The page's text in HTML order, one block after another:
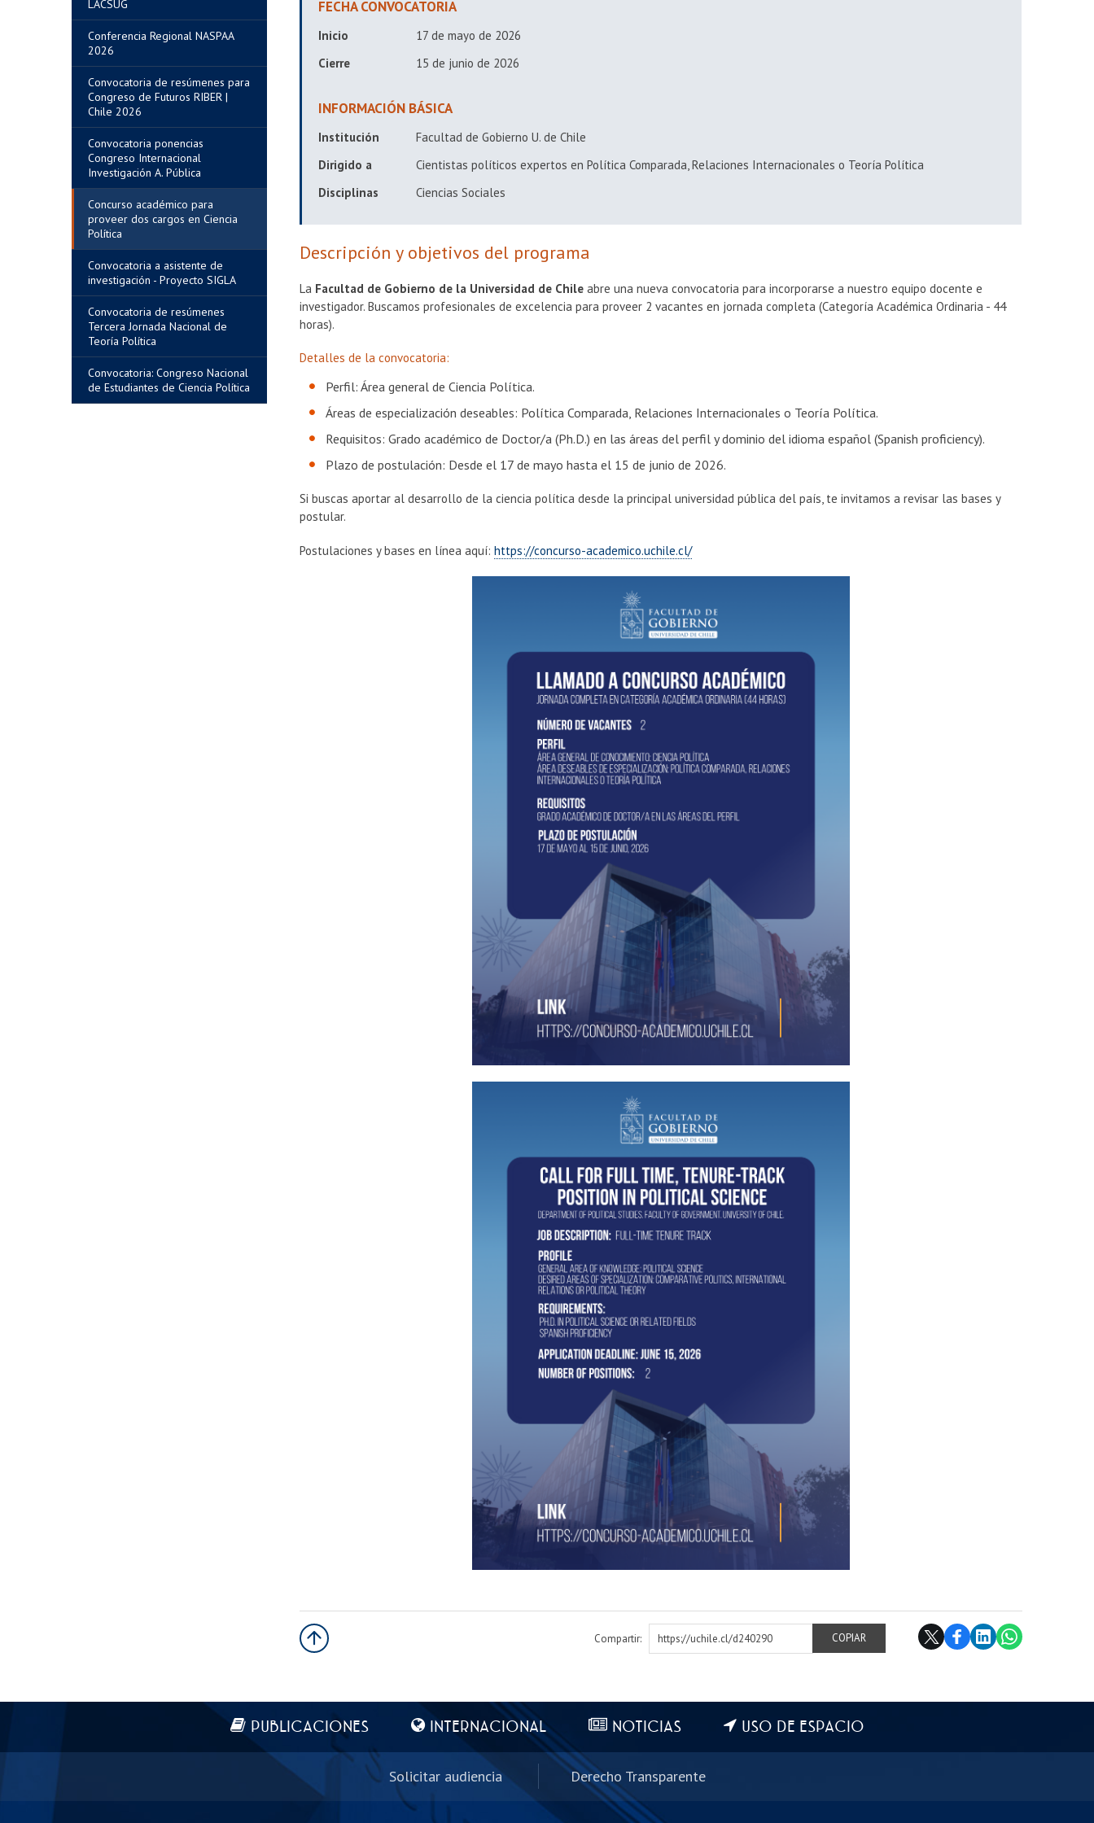
LACSUG
Conferencia Regional NASPAA
2026
Convocatoria de resúmenes para
Congreso de Futuros RIBER |
Chile 2026
Convocatoria ponencias
Congreso Internacional
Investigación A. Pública
Concurso académico para
proveer dos cargos en Ciencia
Política
Convocatoria a asistente de
investigación - Proyecto SIGLA
Convocatoria de resúmenes
Tercera Jornada Nacional de
Teoría Política
Convocatoria: Congreso Nacional
de Estudiantes de Ciencia Política
FECHA CONVOCATORIA
Inicio
17 de mayo de 2026
Cierre
15 de junio de 2026
INFORMACIÓN BÁSICA
Institución
Facultad de Gobierno U. de Chile
Dirigido a
Cientistas políticos expertos en Política Comparada, Relaciones Internacionales o Teoría Política
Disciplinas
Ciencias Sociales
Descripción y objetivos del programa
La Facultad de Gobierno de la Universidad de Chileabre una nueva convocatoria para incorporarse a nuestro equipo docente e
investigador. Buscamos profesionales de excelencia para proveer 2 vacantes en jornada completa (Categoría Académica Ordinaria - 44
horas).
Detalles de la convocatoria:
Perfil: Área general de Ciencia Política.
Áreas de especialización deseables: Política Comparada, Relaciones Internacionales o Teoría Política.
Requisitos: Grado académico de Doctor/a (Ph.D.) en las áreas del perfil y dominio del idioma español (Spanish proficiency).
Plazo de postulación: Desde el 17 de mayo hasta el 15 de junio de 2026.
Si buscas aportar al desarrollo de la ciencia política desde la principal universidad pública del país, te invitamos a revisar las bases y
postular.
Postulaciones y bases en línea aquí:https://concurso-academico.uchile.cl/
Compartir:
https://uchile.cl/d240290
COPIAR
PUBLICACIONES INTERNACIONAL NOTICIAS USO DE ESPACIO
Solicitar audiencia Derecho Transparente